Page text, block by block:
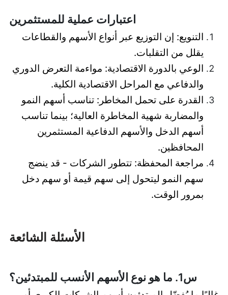
اعتبارات عملية للمستثمرين
التنويع: إن التوزيع عبر أنواع الأسهم والقطاعات
يقلل من التقلبات.
الوعي بالدورة الاقتصادية: مواءمة التعرض الدوري
والدفاعي مع المراحل الاقتصادية الكلية.
القدرة على تحمل المخاطر: تناسب أسهم النمو
والمضاربة شهية المخاطرة العالية؛ بينما تناسب
أسهم الدخل والأسهم الدفاعية المستثمرين
المحافظين.
مراجعة المحفظة: تتطور الشركات - قد ينضج
سهم النمو ليتحول إلى سهم قيمة أو سهم دخل
بمرور الوقت.
الأسئلة الشائعة
س1. ما هو نوع الأسهم الأنسب للمبتدئين؟